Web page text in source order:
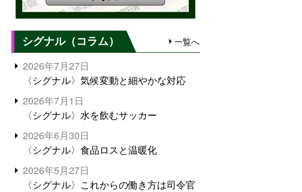
シグナル（コラム） 一覧へ
2026年7月27日
〈シグナル〉気候変動と細やかな対応
2026年7月1日
〈シグナル〉水を飲むサッカー
2026年6月30日
〈シグナル〉食品ロスと温暖化
2026年5月27日
〈シグナル〉これからの働き方は司令官